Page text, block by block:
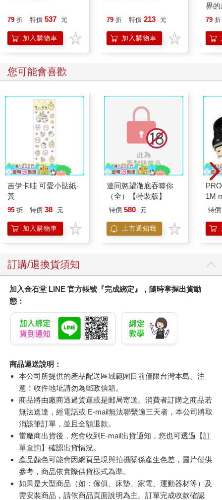
79 折 特價 537 元
加入購物車
79 折 特價 213 元
加入購物車
界
79 折
您可能會喜歡
吉伊卡哇 可愛小貼紙-
黃
95 折 特價 38 元
加入購物車
連同慾望澈底吞噬你
（全）【特裝版】
特價 580 元
上市通知我
1M
輸
特價
訂購/退換貨須知
加入金石堂 LINE 官方帳號『完成綁定』，隨時掌握出貨動
態：
商品運送說明：
本公司所提供的產品配送區域範圍目前僅限台灣本島。注
意！收件地址請勿為郵政信箱。
商品將由廠商透過貨運或是郵局寄送。消費者訂購之商品若
無法送達，經電話或 E-mail無法聯繫逾三天者，本公司將取
消該筆訂單，並且全額退款。
當廠商出貨後，您會收到E-mail出貨通知，您也可透過【訂
單查詢】確認出貨情況。
產品顏色可能會因網頁呈現與拍攝關係產生色差，圖片僅供
參考，商品依實際供貨樣式為準。
如果是大型商品（如：傢俱、床墊、家電、運動器材等）及
需安裝商品，請依商品頁面說明為主。訂單完成收款確認